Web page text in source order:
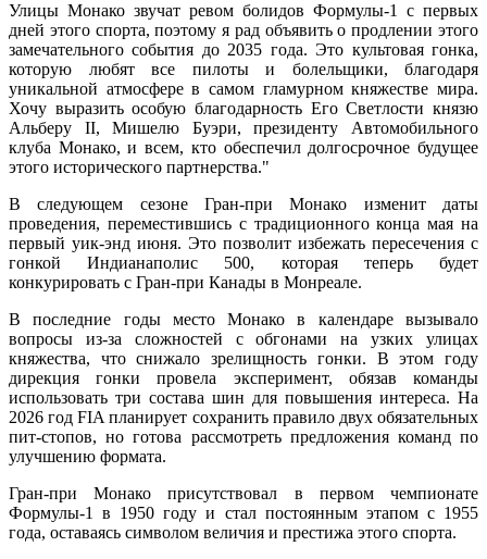
Улицы Монако звучат ревом болидов Формулы-1 с первых
дней этого спорта, поэтому я рад объявить о продлении этого
замечательного события до 2035 года. Это культовая гонка,
которую любят все пилоты и болельщики, благодаря
уникальной атмосфере в самом гламурном княжестве мира.
Хочу выразить особую благодарность Его Светлости князю
Альберу II, Мишелю Буэри, президенту Автомобильного
клуба Монако, и всем, кто обеспечил долгосрочное будущее
этого исторического партнерства."
В следующем сезоне Гран-при Монако изменит даты
проведения, переместившись с традиционного конца мая на
первый уик-энд июня. Это позволит избежать пересечения с
гонкой Индианаполис 500, которая теперь будет
конкурировать с Гран-при Канады в Монреале.
В последние годы место Монако в календаре вызывало
вопросы из-за сложностей с обгонами на узких улицах
княжества, что снижало зрелищность гонки. В этом году
дирекция гонки провела эксперимент, обязав команды
использовать три состава шин для повышения интереса. На
2026 год FIA планирует сохранить правило двух обязательных
пит-стопов, но готова рассмотреть предложения команд по
улучшению формата.
Гран-при Монако присутствовал в первом чемпионате
Формулы-1 в 1950 году и стал постоянным этапом с 1955
года, оставаясь символом величия и престижа этого спорта.